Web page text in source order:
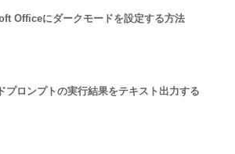
Officeにダークモードを設定する方法
プロンプトの実行結果をテキスト出力する